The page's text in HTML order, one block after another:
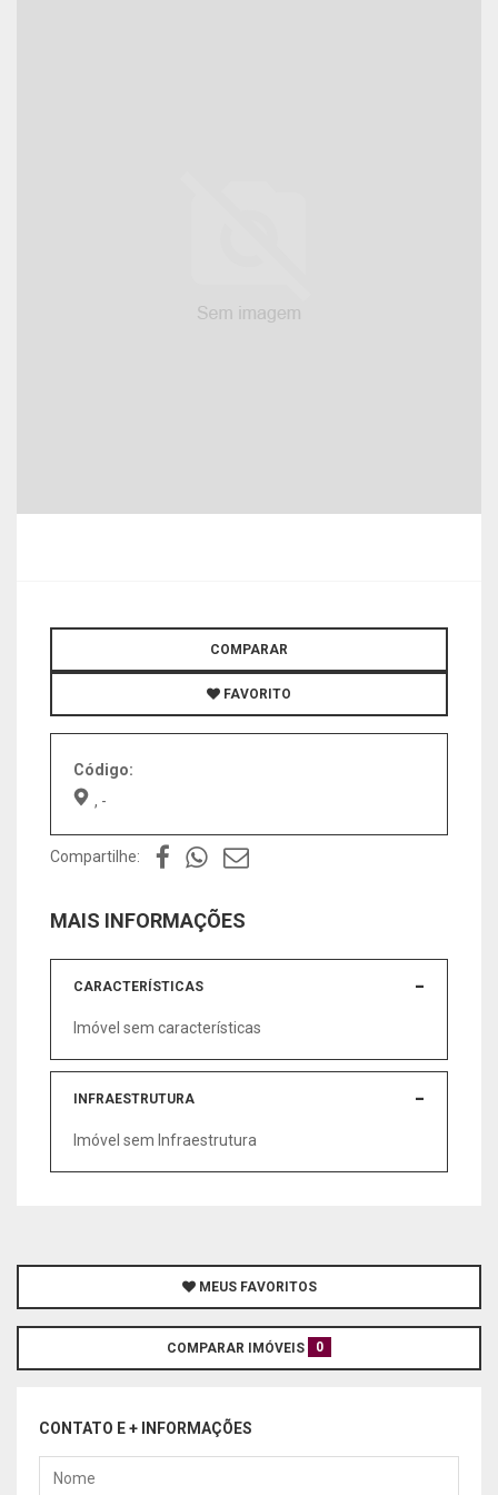
COMPARAR
FAVORITO
Código:
, -
Compartilhe:
MAIS INFORMAÇÕES
CARACTERÍSTICAS
Imóvel sem características
INFRAESTRUTURA
Imóvel sem Infraestrutura
MEUS FAVORITOS
COMPARAR IMÓVEIS 0
CONTATO E + INFORMAÇÕES
Nome